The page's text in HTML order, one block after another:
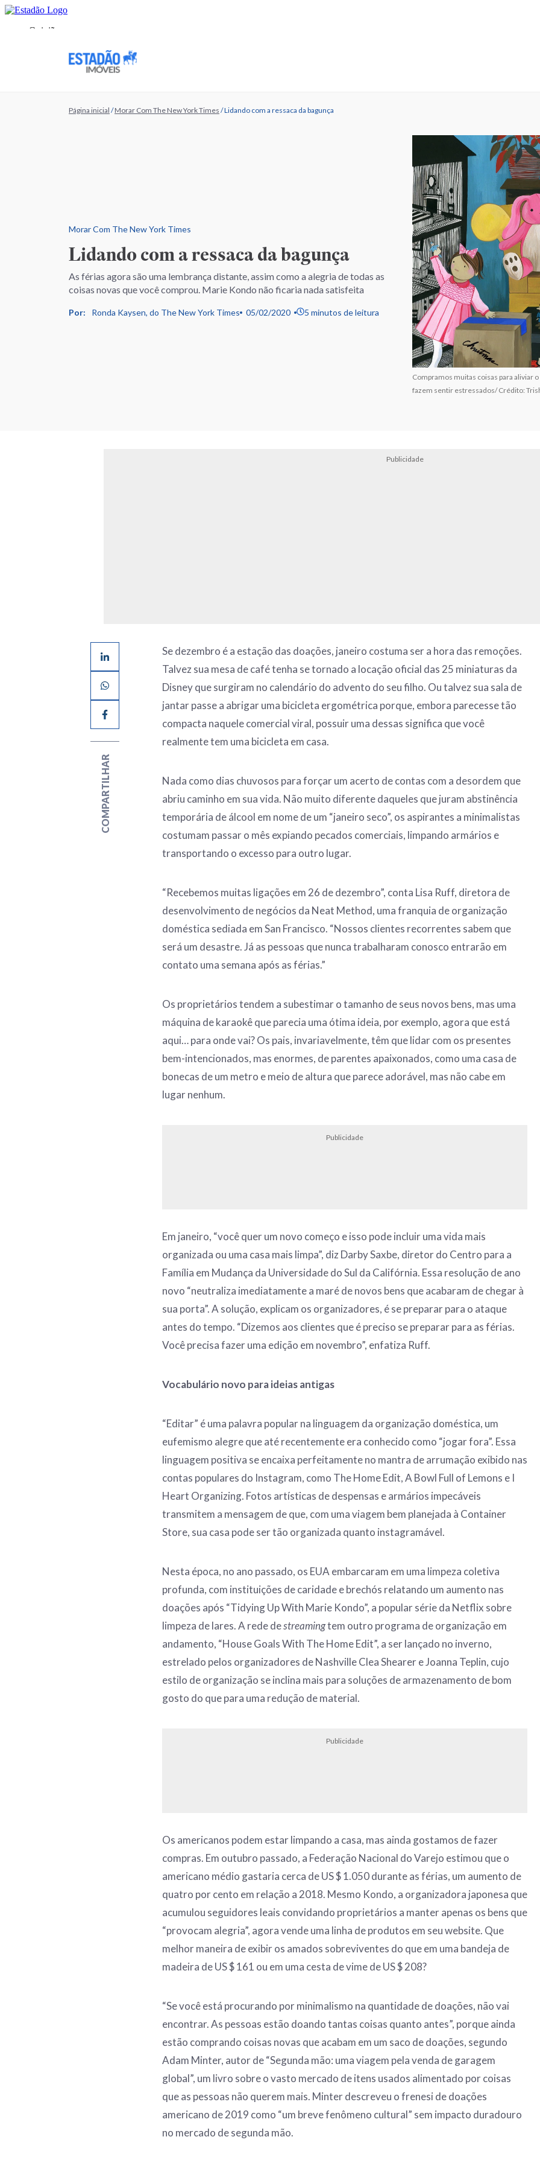
Página inicial /Morar Com The New York Times /Lidando com a ressaca da bagunça
Morar Com The New York Times
Lidando com a ressaca da bagunça
As férias agora são uma lembrança distante, assim como a alegria de todas as
coisas novas que você comprou. Marie Kondo não ficaria nada satisfeita
Por: Ronda Kaysen, do The New York Times 05/02/2020 5 minutos de leitura
Compramos muitas coisas para aliviar
fazem sentir estressados/ Crédito:
Publicidade
COMPARTILHAR
Se dezembro é a estação das doações, janeiro costuma ser a hora das remoções.
Talvez sua mesa de café tenha se tornado a locação oficial das 25 miniaturas da
Disney que surgiram no calendário do advento do seu filho. Ou talvez sua sala de
jantar passe a abrigar uma bicicleta ergométrica porque, embora parecesse tão
compacta naquele comercial viral, possuir uma dessas significa que você
realmente tem uma bicicleta em casa.
Nada como dias chuvosos para forçar um acerto de contas com a desordem que
abriu caminho em sua vida. Não muito diferente daqueles que juram abstinência
temporária de álcool em nome de um “janeiro seco”, os aspirantes a minimalistas
costumam passar o mês expiando pecados comerciais, limpando armários e
transportando o excesso para outro lugar.
“Recebemos muitas ligações em 26 de dezembro”, conta Lisa Ruff, diretora de
desenvolvimento de negócios da Neat Method, uma franquia de organização
doméstica sediada em San Francisco. “Nossos clientes recorrentes sabem que
será um desastre. Já as pessoas que nunca trabalharam conosco entrarão em
contato uma semana após as férias.”
Os proprietários tendem a subestimar o tamanho de seus novos bens, mas uma
máquina de karaokê que parecia uma ótima ideia, por exemplo, agora que está
aqui… para onde vai? Os pais, invariavelmente, têm que lidar com os presentes
bem-intencionados, mas enormes, de parentes apaixonados, como uma casa de
bonecas de um metro e meio de altura que parece adorável, mas não cabe em
lugar nenhum.
Publicidade
Em janeiro, “você quer um novo começo e isso pode incluir uma vida mais
organizada ou uma casa mais limpa”, diz Darby Saxbe, diretor do Centro para a
Família em Mudança da Universidade do Sul da Califórnia. Essa resolução de ano
novo “neutraliza imediatamente a maré de novos bens que acabaram de chegar à
sua porta”. A solução, explicam os organizadores, é se preparar para o ataque
antes do tempo. “Dizemos aos clientes que é preciso se preparar para as férias.
Você precisa fazer uma edição em novembro”, enfatiza Ruff.
Vocabulário novo para ideias antigas
“Editar” é uma palavra popular na linguagem da organização doméstica, um
eufemismo alegre que até recentemente era conhecido como “jogar fora”. Essa
linguagem positiva se encaixa perfeitamente no mantra de arrumação exibido nas
contas populares do Instagram, como The Home Edit, A Bowl Full of Lemons e I
Heart Organizing. Fotos artísticas de despensas e armários impecáveis ​​
transmitem a mensagem de que, com uma viagem bem planejada à Container
Store, sua casa pode ser tão organizada quanto instagramável.
Nesta época, no ano passado, os EUA embarcaram em uma limpeza coletiva
profunda, com instituições de caridade e brechós relatando um aumento nas
doações após “Tidying Up With Marie Kondo”, a popular série da Netflix sobre
limpeza de lares. A rede destreamingtem outro programa de organização em
andamento, “House Goals With The Home Edit”, a ser lançado no inverno,
estrelado pelos organizadores de Nashville Clea Shearer e Joanna Teplin, cujo
estilo de organização se inclina mais para soluções de armazenamento de bom
gosto do que para uma redução de material.
Publicidade
Os americanos podem estar limpando a casa, mas ainda gostamos de fazer
compras. Em outubro passado, a Federação Nacional do Varejo estimou que o
americano médio gastaria cerca de US $ 1.050 durante as férias, um aumento de
quatro por cento em relação a 2018. Mesmo Kondo, a organizadora japonesa que
acumulou seguidores leais convidando proprietários a manter apenas os bens que
“provocam alegria”, agora vende uma linha de produtos em seu website. Que
melhor maneira de exibir os amados sobreviventes do que em uma bandeja de
madeira de US $ 161 ou em uma cesta de vime de US $ 208?
“Se você está procurando por minimalismo na quantidade de doações, não vai
encontrar. As pessoas estão doando tantas coisas quanto antes”, porque ainda
estão comprando coisas novas que acabam em um saco de doações, segundo
Adam Minter, autor de “Segunda mão: uma viagem pela venda de garagem
global”, um livro sobre o vasto mercado de itens usados ​​alimentado por coisas
que as pessoas não querem mais. Minter descreveu o frenesi de doações
americano de 2019 como “um breve fenômeno cultural” sem impacto duradouro
no mercado de segunda mão.